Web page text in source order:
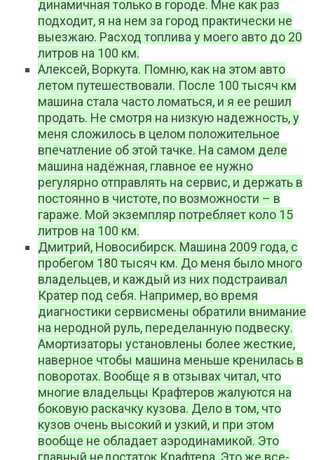
динамичная только в городе. Мне как раз
подходит, я на нем за город практически не
выезжаю. Расход топлива у моего авто до 20
литров на 100 км.
Алексей, Воркута. Помню, как на этом авто
летом путешествовали. После 100 тысяч км
машина стала часто ломаться, и я ее решил
продать. Не смотря на низкую надежность, у
меня сложилось в целом положительное
впечатление об этой тачке. На самом деле
машина надёжная, главное ее нужно
регулярно отправлять на сервис, и держать в
постоянно в чистоте, по возможности – в
гараже. Мой экземпляр потребляет коло 15
литров на 100 км.
Дмитрий, Новосибирск. Машина 2009 года, с
пробегом 180 тысяч км. До меня было много
владельцев, и каждый из них подстраивал
Кратер под себя. Например, во время
диагностики сервисмены обратили внимание
на неродной руль, переделанную подвеску.
Амортизаторы установлены более жесткие,
наверное чтобы машина меньше кренилась в
поворотах. Вообще я в отзывах читал, что
многие владельцы Крафтеров жалуются на
боковую раскачку кузова. Дело в том, что
кузов очень высокий и узкий, и при этом
вообще не обладает аэродинамикой. Это
главный недостаток Крафтера. Это же все-